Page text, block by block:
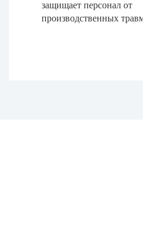
защищает персонал от
производственных